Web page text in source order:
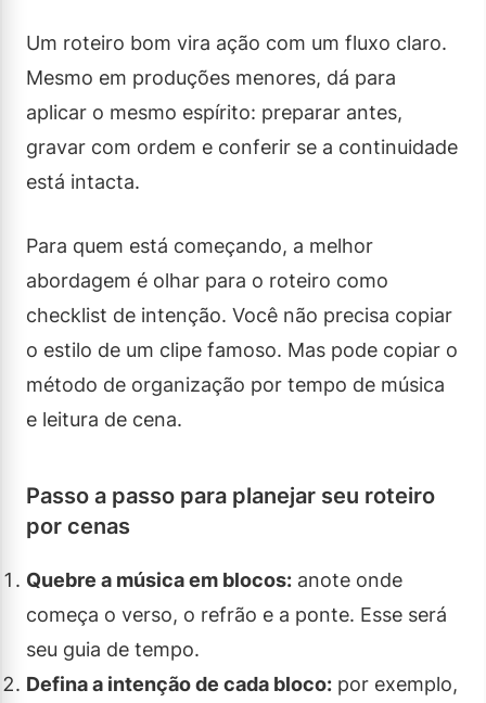
Um roteiro bom vira ação com um fluxo claro.
Mesmo em produções menores, dá para
aplicar o mesmo espírito: preparar antes,
gravar com ordem e conferir se a continuidade
está intacta.
Para quem está começando, a melhor
abordagem é olhar para o roteiro como
checklist de intenção. Você não precisa copiar
o estilo de um clipe famoso. Mas pode copiar o
método de organização por tempo de música
e leitura de cena.
Passo a passo para planejar seu roteiro
por cenas
Quebre a música em blocos: anote onde
começa o verso, o refrão e a ponte. Esse será
seu guia de tempo.
Defina a intenção de cada bloco: por exemplo,